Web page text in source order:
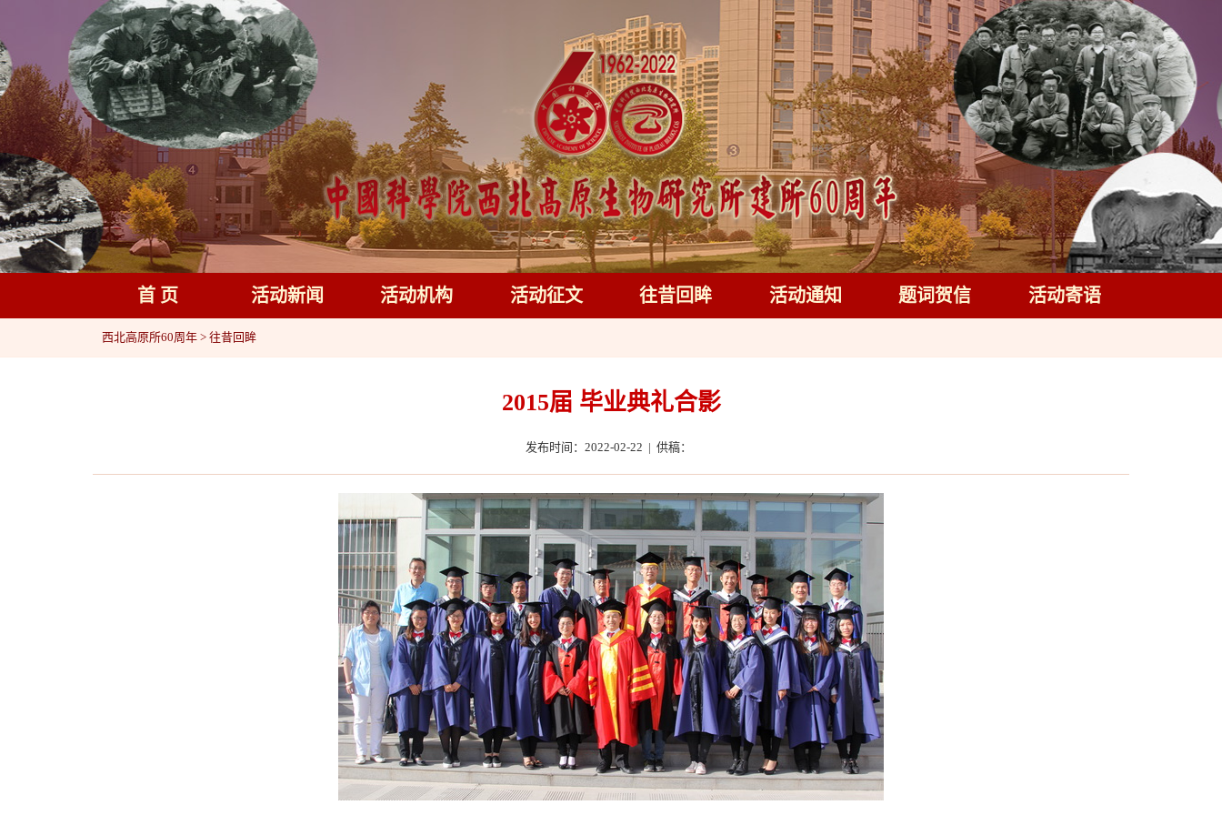
首 页 活动新闻 活动机构 活动征文 往昔回眸 活动通知 题词贺信 活动寄语
西北高原所60周年 > 往昔回眸
2015届 毕业典礼合影
发布时间：2022-02-22 | 供稿：